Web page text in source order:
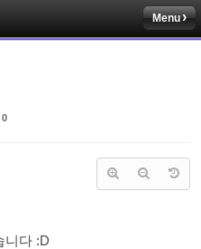
Menu
0
니다 :D
치북5
북5